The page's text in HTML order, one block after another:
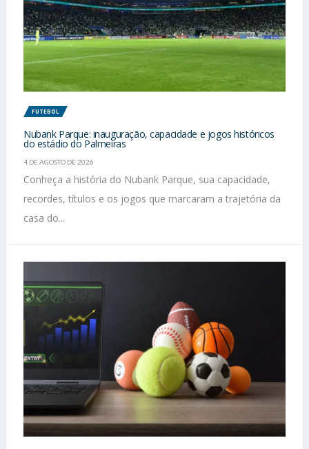
FUTEBOL
Nubank Parque: inauguração, capacidade e jogos históricos
do estádio do Palmeiras
4 DE AGOSTO DE 2026
Conheça a história do Nubank Parque, sua capacidade,
recordes, títulos e os jogos que marcaram a trajetória da
casa do...